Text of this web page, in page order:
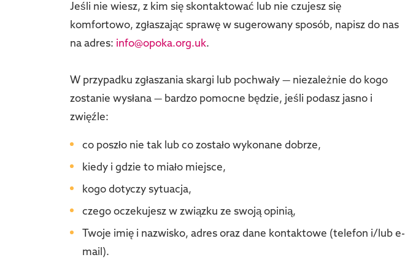
Jeśli nie wiesz, z kim się skontaktować lub nie czujesz się
komfortowo, zgłaszając sprawę w sugerowany sposób, napisz do nas
na adres: info@opoka.org.uk.
W przypadku zgłaszania skargi lub pochwały — niezależnie do kogo
zostanie wysłana — bardzo pomocne będzie, jeśli podasz jasno i
zwięźle:
co poszło nie tak lub co zostało wykonane dobrze,
kiedy i gdzie to miało miejsce,
kogo dotyczy sytuacja,
czego oczekujesz w związku ze swoją opinią,
Twoje imię i nazwisko, adres oraz dane kontaktowe (telefon i/lub e-
mail).